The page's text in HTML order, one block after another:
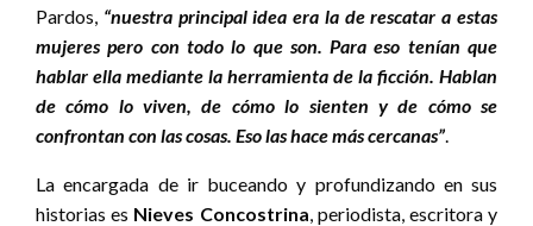
Pardos, “nuestra principal idea era la de rescatar a estas
mujeres pero con todo lo que son. Para eso tenían que
hablar ella mediante la herramienta de la ficción. Hablan
de cómo lo viven, de cómo lo sienten y de cómo se
confrontan con las cosas. Eso las hace más cercanas”
La encargada de ir buceando y profundizando en sus
historias es Nieves Concostrina , periodista, escritora y